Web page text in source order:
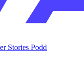
Stories Podd